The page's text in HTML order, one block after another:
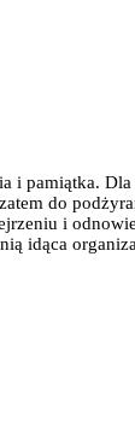
i pamiątka.
do
i
idąca